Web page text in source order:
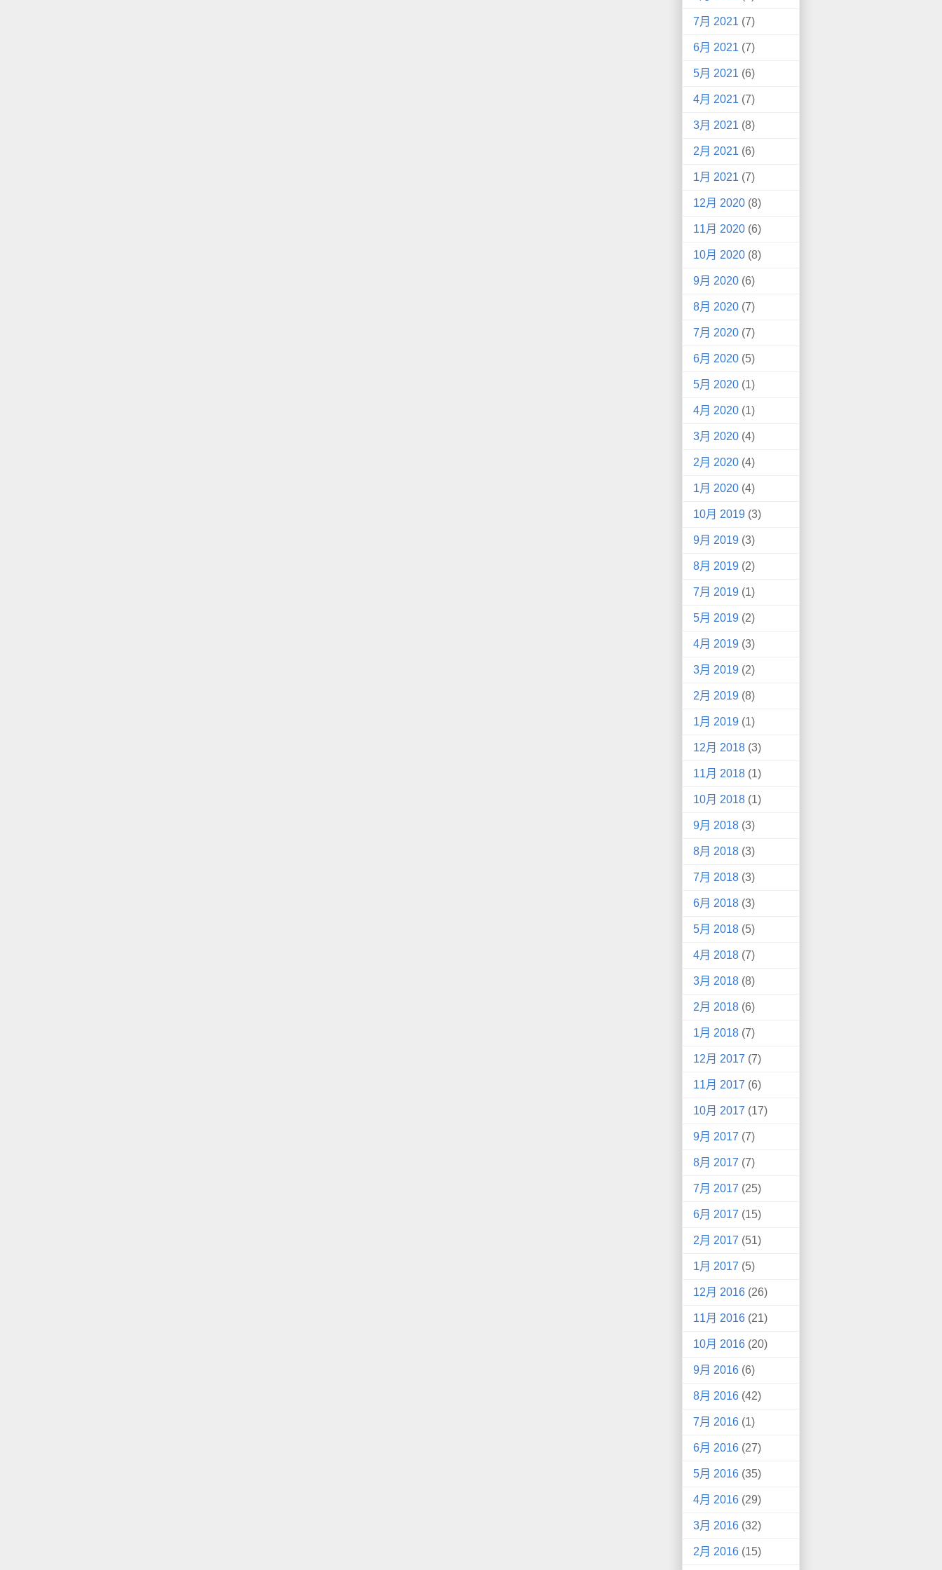
7月 2021 (7)
6月 2021 (7)
5月 2021 (6)
4月 2021 (7)
3月 2021 (8)
2月 2021 (6)
1月 2021 (7)
12月 2020 (8)
11月 2020 (6)
10月 2020 (8)
9月 2020 (6)
8月 2020 (7)
7月 2020 (7)
6月 2020 (5)
5月 2020 (1)
4月 2020 (1)
3月 2020 (4)
2月 2020 (4)
1月 2020 (4)
10月 2019 (3)
9月 2019 (3)
8月 2019 (2)
7月 2019 (1)
5月 2019 (2)
4月 2019 (3)
3月 2019 (2)
2月 2019 (8)
1月 2019 (1)
12月 2018 (3)
11月 2018 (1)
10月 2018 (1)
9月 2018 (3)
8月 2018 (3)
7月 2018 (3)
6月 2018 (3)
5月 2018 (5)
4月 2018 (7)
3月 2018 (8)
2月 2018 (6)
1月 2018 (7)
12月 2017 (7)
11月 2017 (6)
10月 2017 (17)
9月 2017 (7)
8月 2017 (7)
7月 2017 (25)
6月 2017 (15)
2月 2017 (51)
1月 2017 (5)
12月 2016 (26)
11月 2016 (21)
10月 2016 (20)
9月 2016 (6)
8月 2016 (42)
7月 2016 (1)
6月 2016 (27)
5月 2016 (35)
4月 2016 (29)
3月 2016 (32)
2月 2016 (15)